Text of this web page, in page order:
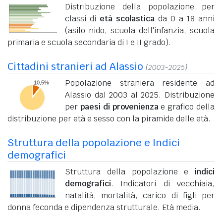
Distribuzione della popolazione per
classi di età scolastica da 0 a 18 anni
(asilo nido, scuola dell'infanzia, scuola
primaria e scuola secondaria di I e II grado).
Cittadini stranieri ad Alassio (2003-2025)
Popolazione straniera residente ad
Alassio dal 2003 al 2025. Distribuzione
per paesi di provenienzae grafico della
distribuzione per età e sesso con la piramide delle età.
Struttura della popolazione e Indici
demografici
Struttura della popolazione e indici
demografici. Indicatori di vecchiaia,
natalità, mortalità, carico di figli per
donna feconda e dipendenza strutturale. Età media.